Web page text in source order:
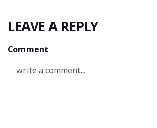
LEAVE A REPLY
Comment